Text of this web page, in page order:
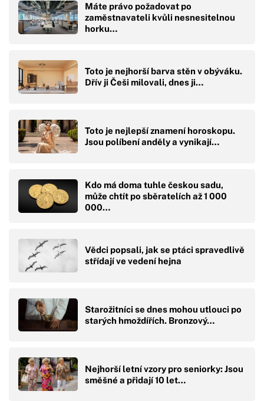
Máte právo požadovat po
zaměstnavateli kvůli nesnesitelnou
horku…
Toto je nejhorší barva stěn v obýváku.
Dřív ji Češi milovali, dnes ji…
Toto je nejlepší znamení horoskopu.
Jsou políbení anděly a vynikají…
Kdo má doma tuhle českou sadu,
může chtít po sběratelích až 1 000
000…
Vědci popsali, jak se ptáci spravedlivě
střídají ve vedení hejna
Starožitníci se dnes mohou utlouci po
starých hmoždířích. Bronzový…
Nejhorší letní vzory pro seniorky: Jsou
směšné a přidají 10 let…